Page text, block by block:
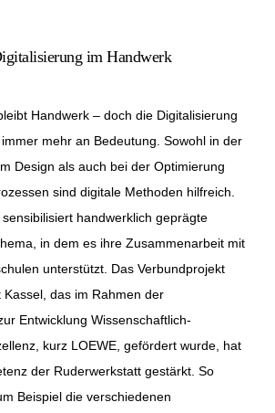
im Handwerk
Handwerk – doch die Digitalisierung
mehr an Bedeutung. Sowohl in der
Design als auch bei der Optimierung
sind digitale Methoden hilfreich.
handwerklich geprägte
in dem es ihre Zusammenarbeit mit
unterstützt. Das Verbundprojekt
Kassel, das im Rahmen der
Entwicklung Wissenschaftlich-
kurz LOEWE, gefördert wurde, hat
der Ruderwerkstatt gestärkt. So
Beispiel die verschiedenen